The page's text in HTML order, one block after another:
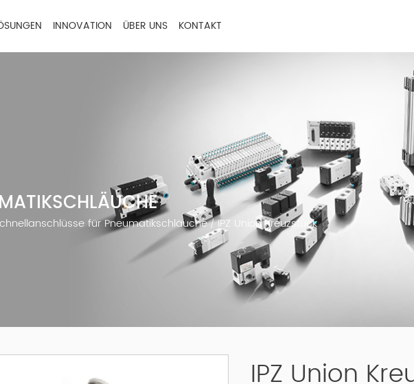
INNOVATION ÜBER UNS KONTAKT
für Pneumatikschläuche/IPZ Union Kreuzstück
IPZ Union